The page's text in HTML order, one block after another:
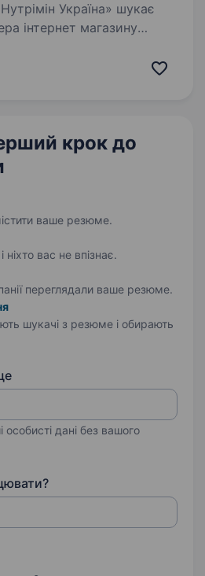
інтернет магазину
крок до
ваше резюме.
ніхто вас не впізнає.
переглядали ваше резюме.
шукачі з резюме і обирають
особисті дані без вашого